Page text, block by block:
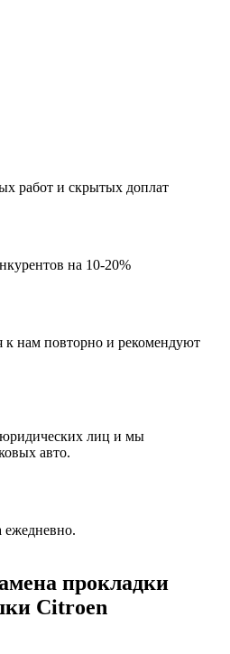
работ и скрытых доплат
на 10-20%
к нам повторно и рекомендуют
лиц и мы
авто.
ежедневно.
прокладки
Citroen